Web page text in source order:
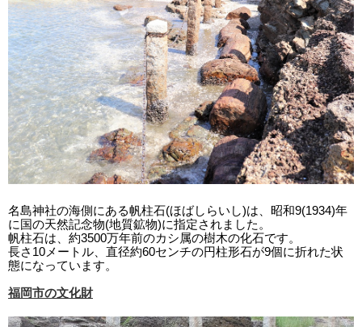
名島神社の海側にある帆柱石(ほばしらいし)は、昭和9(1934)年
に国の天然記念物(地質鉱物)に指定されました。
帆柱石は、約3500万年前のカシ属の樹木の化石です。
長さ10メートル、直径約60センチの円柱形石が9個に折れた状
態になっています。
福岡市の文化財